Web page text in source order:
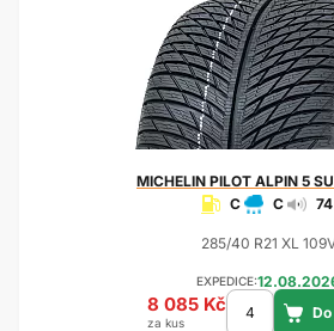
MICHELIN PILOT ALPIN 5
C
C 74
285/40 R21 XL
EXPEDICE:
8 085 Kč
za kus